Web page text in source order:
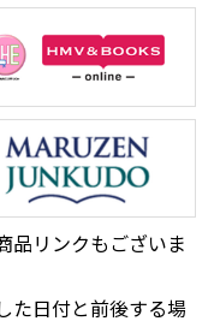
品リンクもございま
た日付と前後する場